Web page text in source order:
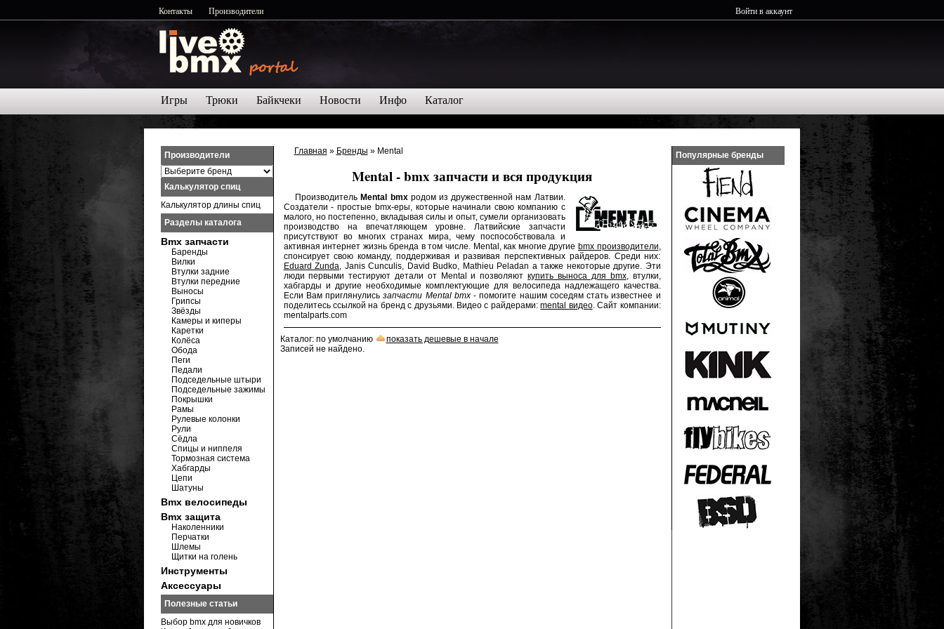
Войти в аккаунт
Контакты Производители
Игры Трюки Байкчеки Новости Инфо Каталог
Главная » Бренды » Mental
Mental - bmx запчасти и вся продукция
Производитель Mental bmxродом из дружественной нам Латвии.
Создатели - простые bmx-еры, которые начинали свою компанию с
малого, но постепенно, вкладывая силы и опыт, сумели организовать
производство на впечатляющем уровне. Латвийские запчасти
присутствуют во многих странах мира, чему поспособствовала и
активная интернет жизнь бренда в том числе. Mental, как многие другие bmx производители,
спонсирует свою команду, поддерживая и развивая перспективных райдеров. Среди них:
Eduard Zunda, Janis Cunculis, David Budko, Mathieu Peladan а также некоторые другие. Эти
люди первыми тестируют детали от Mental и позволяюткупить выноса для bmx, втулки,
хабгарды и другие необходимые комплектующие для велосипеда надлежащего качества.
Если Вам приглянулисьзапчасти Mental bmx- помогите нашим соседям стать известнее и
поделитесь ссылкой на бренд с друзьями. Видео с райдерами:mental видео. Сайт компании:
mentalparts.com
Каталог: по умолчанию
показать дешевые в начале
Записей не найдено.
Производители
Калькулятор спиц
Калькулятор длины спиц
Разделы каталога
Bmx запчасти
Баренды
Вилки
Втулки задние
Втулки передние
Выносы
Грипсы
Звёзды
Камеры и киперы
Каретки
Колёса
Обода
Пеги
Педали
Подседельные штыри
Подседельные зажимы
Покрышки
Рамы
Рулевые колонки
Рули
Сёдла
Спицы и ниппеля
Тормозная система
Хабгарды
Цепи
Шатуны
Bmx велосипеды
Bmx защита
Наколенники
Перчатки
Шлемы
Щитки на голень
Инструменты
Аксессуары
Полезные статьи
Выбор bmx для новичков
Популярные бренды